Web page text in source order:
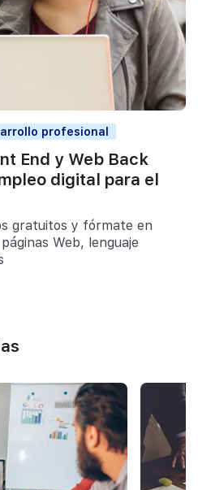
profesional
End y Web Back
digital para el
gratuitos y fórmate en
Web, lenguaje